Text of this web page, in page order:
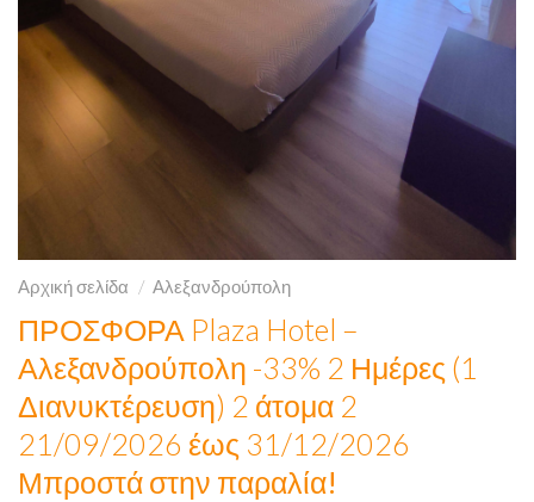
Αρχική σελίδα / Αλεξανδρούπολη
ΠΡΟΣΦΟΡΑ Plaza Hotel –
Αλεξανδρούπολη -33% 2 Ημέρες (1
Διανυκτέρευση) 2 άτομα 2
21/09/2026 έως 31/12/2026
Μπροστά στην παραλία!